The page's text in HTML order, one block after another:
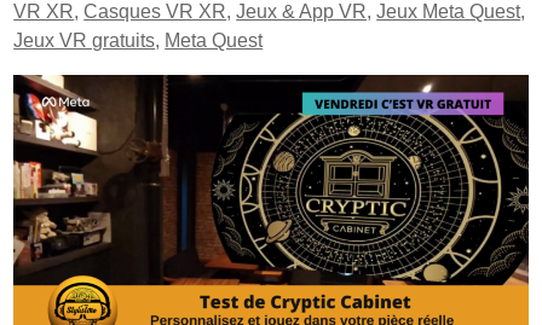
VR XR,Casques VR XR,Jeux & App VR,Jeux Meta Quest,
Jeux VR gratuits, Meta Quest